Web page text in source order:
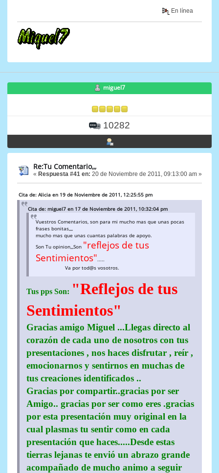
En línea
miguel7
10282
Re:Tu Comentario,,,
« Respuesta #41 en: 20 de Noviembre de 2011, 09:13:00 am »
Cita de: Alicia en 19 de Noviembre de 2011, 12:25:55 pm
Cita de: miguel7 en 17 de Noviembre de 2011, 10:32:04 pm
Vuestros Comentarios, son para mi mucho mas que unas pocas
frases bonitas,,,,
mucho mas que unas cuantas palabras de apoyo.
Son Tu opinion,,,Son "reflejos de tus
Sentimientos".....
Va por tod@s vosotros.
Tus pps Son: "Reflejos de tus
Sentimientos"
Gracias amigo Miguel ...Llegas directo al
corazón de cada uno de nosotros con tus
presentaciones , nos haces disfrutar , reír ,
emocionarnos y sentirnos en muchas de
tus creaciones identificados ..
Gracias por compartir..gracias por ser
Amigo.. gracias por ser como eres .gracias
por esta presentación muy original en la
cual plasmas tu sentir como en cada
presentación que haces.....Desde estas
tierras lejanas te envió un abrazo grande
acompañado de mucho animo a seguir